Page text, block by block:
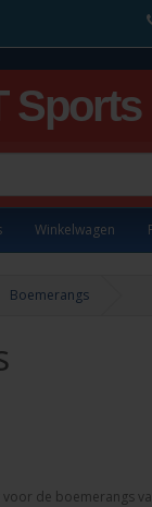
Sports
Winkelwagen
Boemerangs
de boemerangs